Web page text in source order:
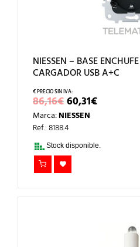
NIESSEN – BASE
CARGADOR USB A+C
86,16€EL
PRECIO
ORIGINAL
ERA:
86,16€.
60,31€EL
PRECIO
Marca:NIESSEN
Ref.: 8188.4
Stock disponible.